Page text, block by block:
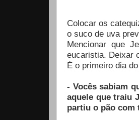
Colocar os
o suco de uva
Mencionar que
eucaristia. Deixar
É o primeiro dia do
- Vocês sabiam
aquele que traiu
partiu o pão com